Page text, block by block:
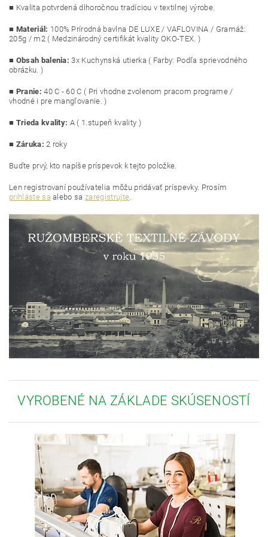
■ Kvalita potvrdená dlhoročnou tradíciou v textilnej výrobe.
■ Materiál: 100% Prírodná bavlna DE LUXE / VAFLOVINA / Gramáž:
205g / m2 ( Medzinárodný certifikát kvality OKO-TEX. )
■ Obsah balenia: 3x Kuchynská utierka ( Farby: Podľa sprievodného
obrázku. )
■ Pranie: 40 C - 60 C ( Pri vhodne zvolenom pracom programe /
vhodné i pre mangľovanie. )
■ Trieda kvality: A ( 1.stupeň kvality )
■ Záruka: 2 roky
Buďte prvý, kto napíše príspevok k tejto položke.
Len registrovaní používatelia môžu pridávať príspevky. Prosím
prihláste sa alebo sazaregistrujte.
VYROBENÉ NA ZÁKLADE SKÚSENOSTÍ